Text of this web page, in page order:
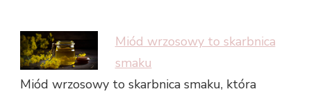
Miód wrzosowy to skarbnica
smaku
Miód wrzosowy to skarbnica smaku, która